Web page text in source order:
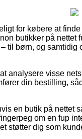
for købere at
butikker på
til børn, og
analysere visse
din bestilling,
en butik på nettet
om en fup
støtter dig som